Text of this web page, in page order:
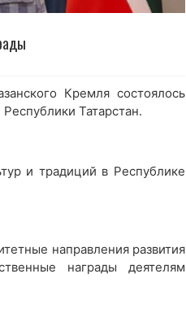
Кремля состоялось
Татарстан.
и традиций в Республике
направления развития
награды деятелям